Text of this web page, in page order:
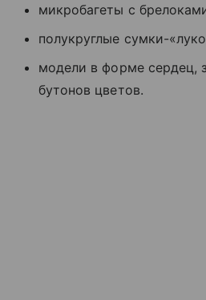
микробагеты с
полукруглые сумки-
модели в форме сердец,
бутонов цветов.